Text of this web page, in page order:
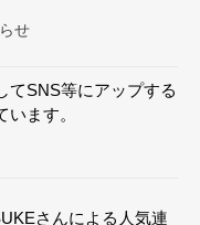
せ
てSNS等にアップする
ます。
さんによる人気連